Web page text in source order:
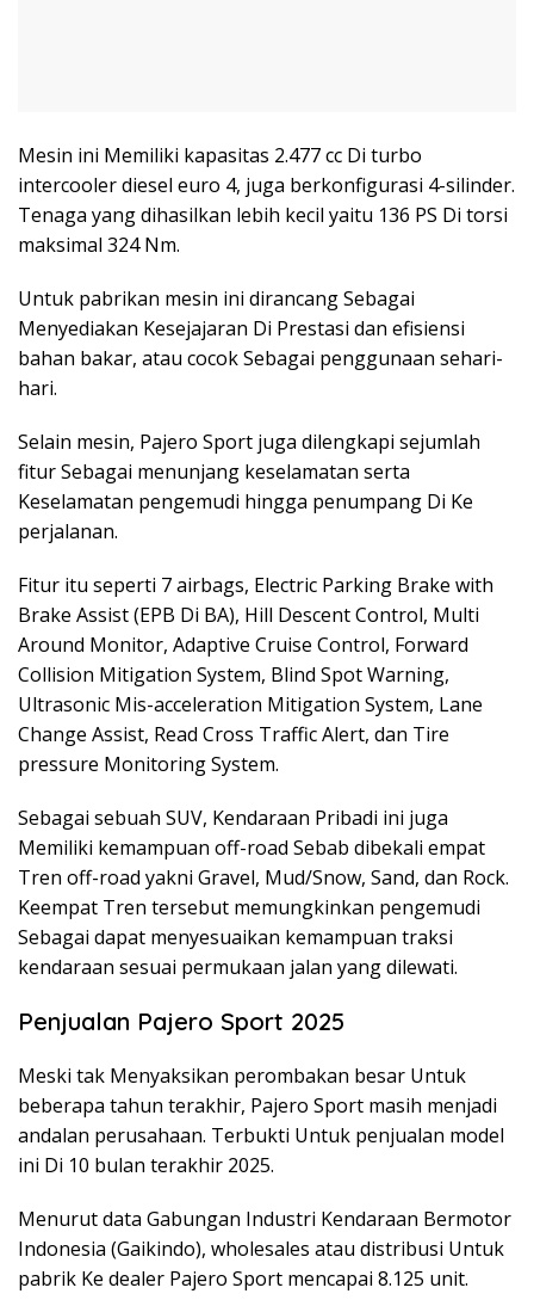
Mesin ini Memiliki kapasitas 2.477 cc Di turbo
intercooler diesel euro 4, juga berkonfigurasi 4-silinder.
Tenaga yang dihasilkan lebih kecil yaitu 136 PS Di torsi
maksimal 324 Nm.
Untuk pabrikan mesin ini dirancang Sebagai
Menyediakan Kesejajaran Di Prestasi dan efisiensi
bahan bakar, atau cocok Sebagai penggunaan sehari-
hari.
Selain mesin, Pajero Sport juga dilengkapi sejumlah
fitur Sebagai menunjang keselamatan serta
Keselamatan pengemudi hingga penumpang Di Ke
perjalanan.
Fitur itu seperti 7 airbags, Electric Parking Brake with
Brake Assist (EPB Di BA), Hill Descent Control, Multi
Around Monitor, Adaptive Cruise Control, Forward
Collision Mitigation System, Blind Spot Warning,
Ultrasonic Mis-acceleration Mitigation System, Lane
Change Assist, Read Cross Traffic Alert, dan Tire
pressure Monitoring System.
Sebagai sebuah SUV, Kendaraan Pribadi ini juga
Memiliki kemampuan off-road Sebab dibekali empat
Tren off-road yakni Gravel, Mud/Snow, Sand, dan Rock.
Keempat Tren tersebut memungkinkan pengemudi
Sebagai dapat menyesuaikan kemampuan traksi
kendaraan sesuai permukaan jalan yang dilewati.
Penjualan Pajero Sport 2025
Meski tak Menyaksikan perombakan besar Untuk
beberapa tahun terakhir, Pajero Sport masih menjadi
andalan perusahaan. Terbukti Untuk penjualan model
ini Di 10 bulan terakhir 2025.
Menurut data Gabungan Industri Kendaraan Bermotor
Indonesia (Gaikindo), wholesales atau distribusi Untuk
pabrik Ke dealer Pajero Sport mencapai 8.125 unit.